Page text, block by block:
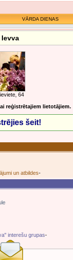
VĀRDA DIENAS
Ievva
64
reģistrētajiem lietotājiem.
šeit!
un atbildes-
interešu grupas-